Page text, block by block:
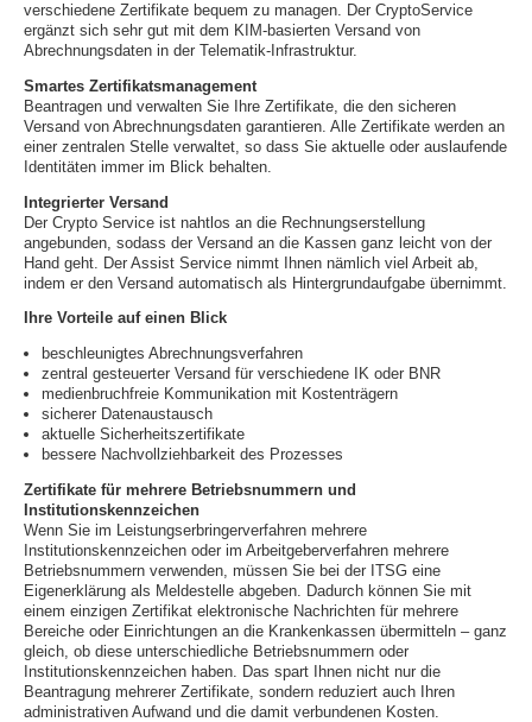
verschiedene Zertifikate bequem zu managen. Der CryptoService
ergänzt sich sehr gut mit dem KIM-basierten Versand von
Abrechnungsdaten in der Telematik-Infrastruktur.
Smartes Zertifikatsmanagement
Beantragen und verwalten Sie Ihre Zertifikate, die den sicheren
Versand von Abrechnungsdaten garantieren. Alle Zertifikate werden an
einer zentralen Stelle verwaltet, so dass Sie aktuelle oder auslaufende
Identitäten immer im Blick behalten.
Integrierter Versand
Der Crypto Service ist nahtlos an die Rechnungserstellung
angebunden, sodass der Versand an die Kassen ganz leicht von der
Hand geht. Der Assist Service nimmt Ihnen nämlich viel Arbeit ab,
indem er den Versand automatisch als Hintergrundaufgabe übernimmt.
Ihre Vorteile auf einen Blick
beschleunigtes Abrechnungsverfahren
zentral gesteuerter Versand für verschiedene IK oder BNR
medienbruchfreie Kommunikation mit Kostenträgern
sicherer Datenaustausch
aktuelle Sicherheitszertifikate
bessere Nachvollziehbarkeit des Prozesses
Zertifikate für mehrere Betriebsnummern und
Institutionskennzeichen
Wenn Sie im Leistungserbringerverfahren mehrere
Institutionskennzeichen oder im Arbeitgeberverfahren mehrere
Betriebsnummern verwenden, müssen Sie bei der ITSG eine
Eigenerklärung als Meldestelle abgeben. Dadurch können Sie mit
einem einzigen Zertifikat elektronische Nachrichten für mehrere
Bereiche oder Einrichtungen an die Krankenkassen übermitteln – ganz
gleich, ob diese unterschiedliche Betriebsnummern oder
Institutionskennzeichen haben. Das spart Ihnen nicht nur die
Beantragung mehrerer Zertifikate, sondern reduziert auch Ihren
administrativen Aufwand und die damit verbundenen Kosten.